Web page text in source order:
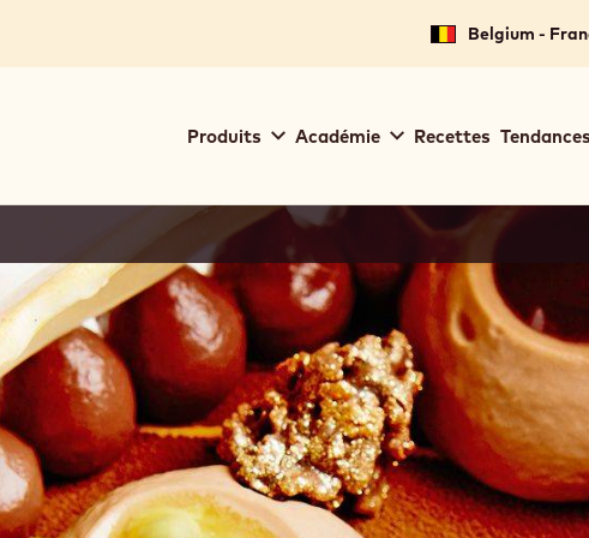
Belgium -
navigation
Produits Académie Recettes